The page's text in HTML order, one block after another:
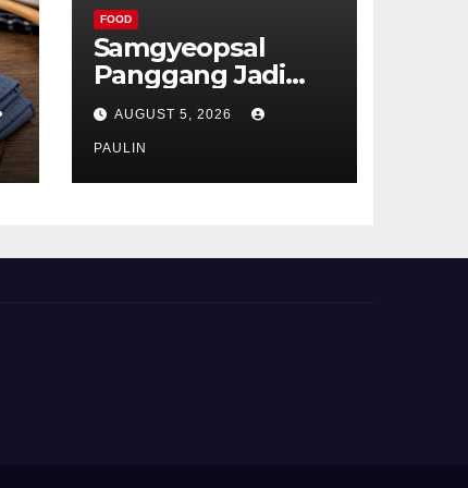
FOOD
Samgyeopsal
Panggang Jadi
Favorit Pecinta
Kuliner Korea
AUGUST 5, 2026
PAULIN